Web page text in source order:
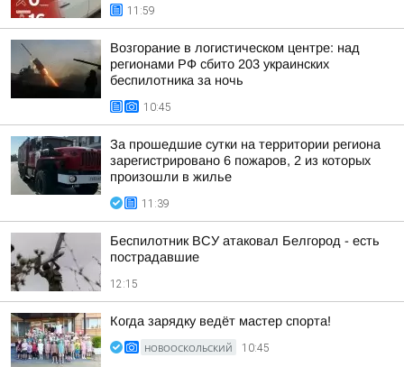
11:59
Возгорание в логистическом центре: над
регионами РФ сбито 203 украинских
беспилотника за ночь
10:45
За прошедшие сутки на территории региона
зарегистрировано 6 пожаров, 2 из которых
произошли в жилье
11:39
Беспилотник ВСУ атаковал Белгород - есть
пострадавшие
12:15
Когда зарядку ведёт мастер спорта!
НОВООСКОЛЬСКИЙ 10:45